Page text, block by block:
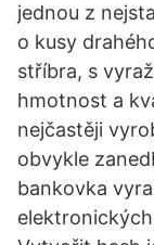
jednou z
o kusy
stříbra, s
hmotnost a
nejčastěji
obvykle
bankovka